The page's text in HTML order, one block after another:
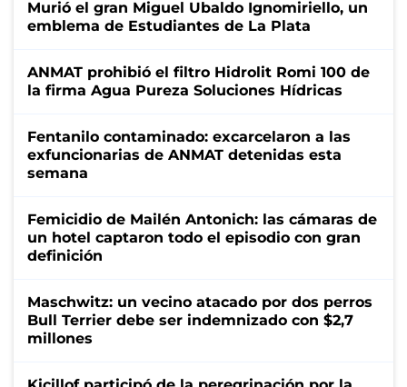
Murió el gran Miguel Ubaldo Ignomiriello, un
emblema de Estudiantes de La Plata
ANMAT prohibió el filtro Hidrolit Romi 100 de
la firma Agua Pureza Soluciones Hídricas
Fentanilo contaminado: excarcelaron a las
exfuncionarias de ANMAT detenidas esta
semana
Femicidio de Mailén Antonich: las cámaras de
un hotel captaron todo el episodio con gran
definición
Maschwitz: un vecino atacado por dos perros
Bull Terrier debe ser indemnizado con $2,7
millones